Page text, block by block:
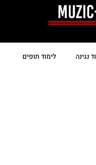
נגינה לימוד תופים